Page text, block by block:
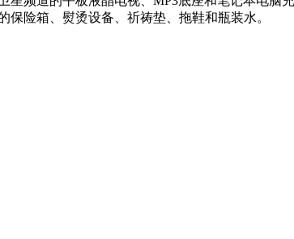
保险箱、熨烫设备、祈祷垫、拖鞋和瓶装水。